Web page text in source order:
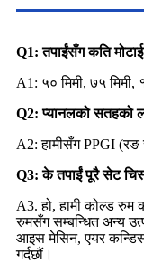
Q1: तपाईंसँग कति
A1: ५० मिमी, ७५ मिमी,
Q2: प्यानलको सतहको
A2: हामीसँग PPGI
Q3: के तपाईं पूरै सेट
A3. हो, हामी कोल्ड रुम
रुमसँग सम्बन्धित अन्य
आइस मेसिन, एयर
गर्दछौं।